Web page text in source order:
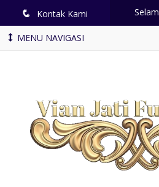
q Kontak Kami
MENU NAVIGASI